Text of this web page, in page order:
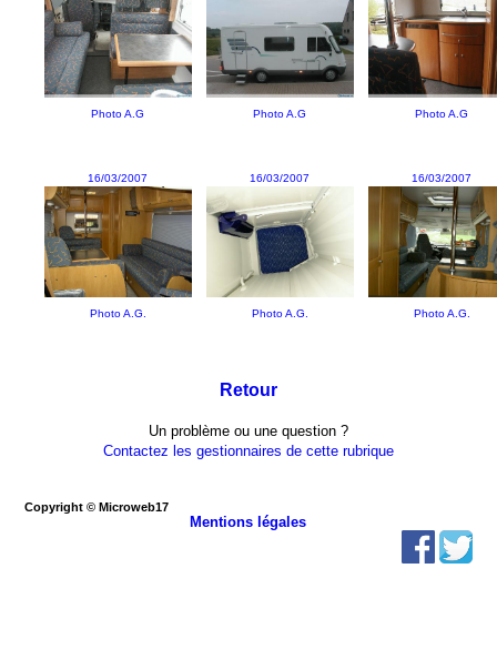
Photo A.G Photo A.G Photo A.G
16/03/2007
Photo A.G.
16/03/2007
Photo A.G.
16/03/2007
Photo A.G.
Retour
Un problème ou une question ?
Contactez les gestionnaires de cette rubrique
Copyright © Microweb17
Mentions légales